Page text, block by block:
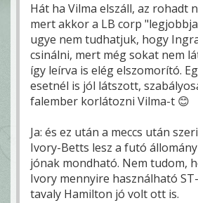
Hát ha Vilma elszáll, az rohadt
mert akkor a LB corp
ugye nem tudhatjuk, hogy
csinálni, mert még sokat nem
így leírva is elég elszomorító.
esetnél is jól látszott,
falember korlátozni Vilma-t 😊
Ja: és ez után a meccs után
Ivory-Betts lesz a futó
jónak mondható. Nem tudom,
Ivory mennyire használható
tavaly Hamilton jó volt ott is.